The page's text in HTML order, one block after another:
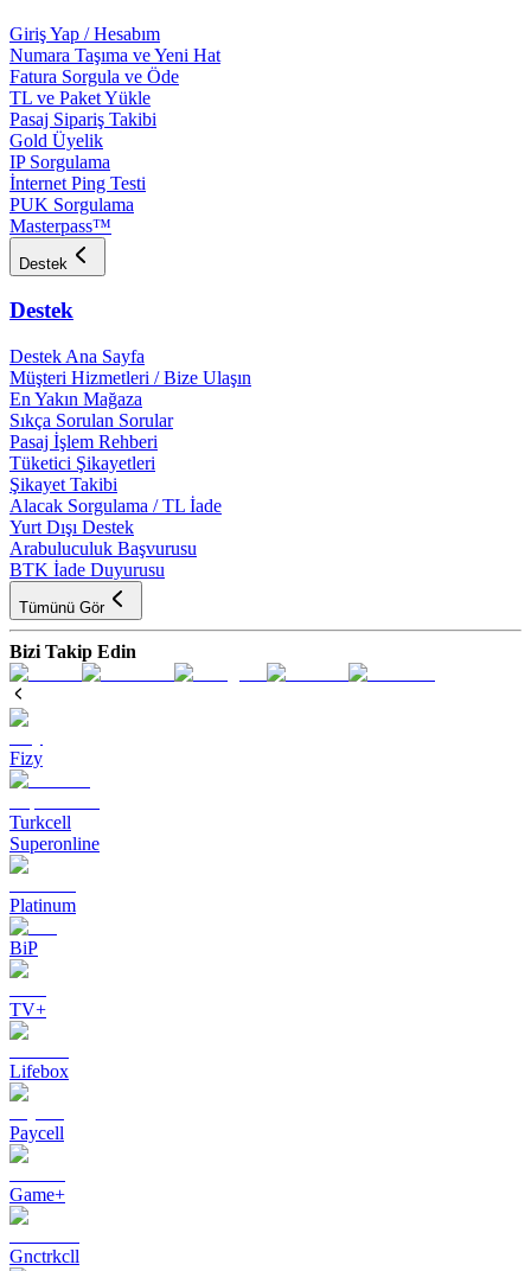
Giriş Yap / Hesabım
Numara Taşıma ve Yeni Hat
Fatura Sorgula ve Öde
TL ve Paket Yükle
Pasaj Sipariş Takibi
Gold Üyelik
IP Sorgulama
İnternet Ping Testi
PUK Sorgulama
Masterpass™
Destek
Destek
Destek Ana Sayfa
Müşteri Hizmetleri / Bize Ulaşın
En Yakın Mağaza
Sıkça Sorulan Sorular
Pasaj İşlem Rehberi
Tüketici Şikayetleri
Şikayet Takibi
Alacak Sorgulama / TL İade
Yurt Dışı Destek
Arabuluculuk Başvurusu
BTK İade Duyurusu
Tümünü Gör
Bizi Takip Edin
Fizy
Turkcell
Superonline
Platinum
BiP
TV+
Lifebox
Paycell
Game+
Gnctrkcll